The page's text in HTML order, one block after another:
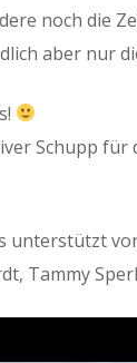
noch die
aber nur
Schupp
unterstützt
Tammy